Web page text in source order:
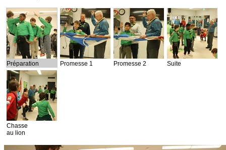
Préparation Promesse 1 Promesse 2 Suite
Chasse
au lion